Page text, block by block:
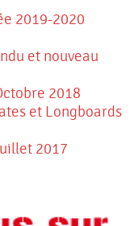
2019-2020
et nouveau
2018
et Longboards
2017